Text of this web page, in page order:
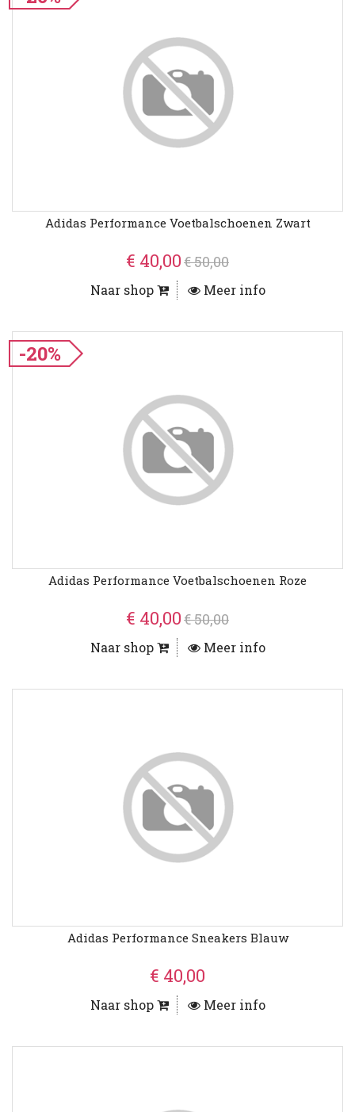
Adidas Performance Voetbalschoenen Zwart
€ 40,00€ 50,00
Naar shop Meer info
-20%
Adidas Performance Voetbalschoenen Roze
€ 40,00€ 50,00
Naar shop Meer info
Adidas Performance Sneakers Blauw
€ 40,00
Naar shop Meer info